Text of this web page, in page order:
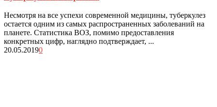
Несмотря на все успехи современной медицины, туберкулез
остается одним из самых распространенных заболеваний на
планете. Статистика ВОЗ, помимо предоставления
конкретных цифр, наглядно подтверждает, ...
20.05.20190